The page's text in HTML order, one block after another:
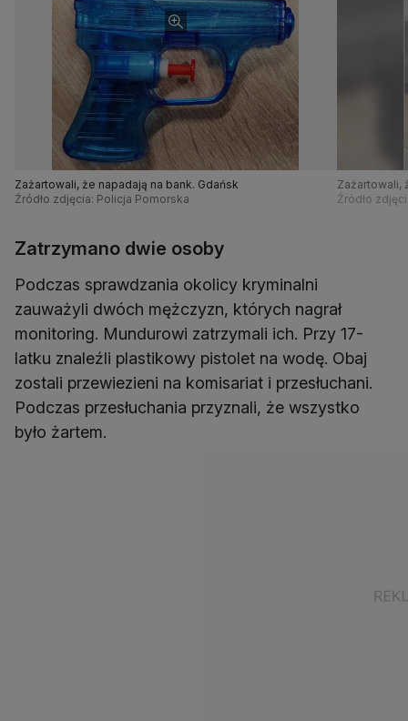
Zażartowali, że napadają na bank. Gdańsk
Źródło zdjęcia: Policja Pomorska
Zażartowali,
Źródło
Zatrzymano dwie osoby
Podczas sprawdzania okolicy kryminalni
zauważyli dwóch mężczyzn, których nagrał
monitoring. Mundurowi zatrzymali ich. Przy 17-
latku znaleźli plastikowy pistolet na wodę. Obaj
zostali przewiezieni na komisariat i przesłuchani.
Podczas przesłuchania przyznali, że wszystko
było żartem.